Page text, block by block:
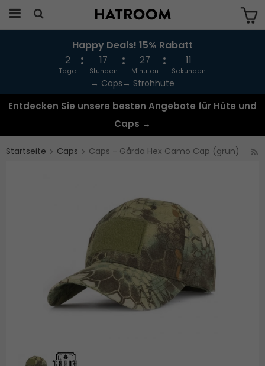
Das Produkt wurde in Ihren Warenkorb
gelegt
Happy Deals! 15% Rabatt
2
Tage
17
Stunden
27
Minuten
10
Sekunden
→ Caps → Strohhüte
Entdecken Sie unsere besten Angebote für Hüte und
Caps →
Startseite Caps Caps - Gårda Hex Camo Cap (grün)